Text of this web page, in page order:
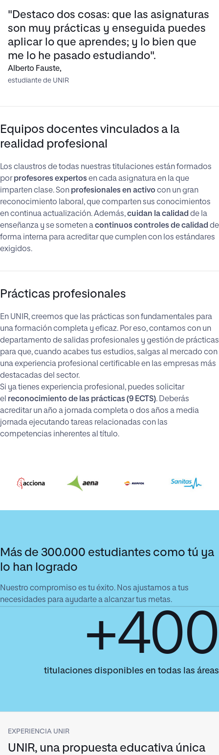
"Destaco dos cosas: que las asignaturas
son muy prácticas y enseguida puedes
aplicar lo que aprendes; y lo bien que
me lo he pasado estudiando".
Alberto Fauste,
estudiante de UNIR
Equipos docentes vinculados a la
realidad profesional
Los claustros de todas nuestras titulaciones están formados
porprofesores expertosen cada asignatura en la que
imparten clase. Son profesionales en activocon un gran
reconocimiento laboral, que comparten sus conocimientos
en continua actualización. Además,cuidan la calidad de la
enseñanza y se someten acontinuos controles de calidad de
forma interna para acreditar que cumplen con los estándares
exigidos.
Prácticas profesionales
En UNIR, creemos que las prácticas son fundamentales para
una formación completa y eficaz. Por eso, contamos con un
departamento de salidas profesionales y gestión de prácticas
para que, cuando acabes tus estudios, salgas al mercado con
una experiencia profesional certificable en las empresas más
destacadas del sector.
Si ya tienes experiencia profesional, puedes solicitar
el reconocimiento de las prácticas (9 ECTS). Deberás
acreditar un año a jornada completa o dos años a media
jornada ejecutando tareas relacionadas con las
competencias inherentes al título.
Más de 300.000 estudiantes como tú ya
lo han logrado
Nuestro compromiso es tu éxito. Nos ajustamos a tus
necesidades para ayudarte a alcanzar tus metas.
+400
titulaciones disponibles en todas las áreas
EXPERIENCIA UNIR
UNIR, una propuesta educativa única